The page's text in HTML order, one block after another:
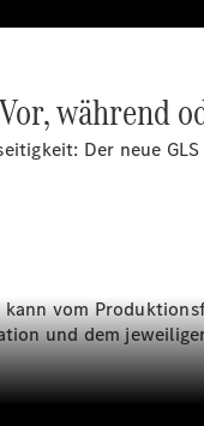
während
Der neue
vom
und dem